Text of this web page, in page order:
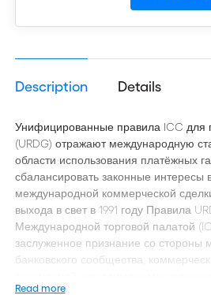
Description Details
Унифицированные правила ICC для
(URDG) отражают международную
области использования платёжных
сбалансировать законные интересы
международной коммерческой
выхода в свет в 1991 году Правила
Международной торговой палатой
заслуженное признание со стороны
банковского сообщества,
включая ЮНСИТРАЛ, FIDIC и
Read more